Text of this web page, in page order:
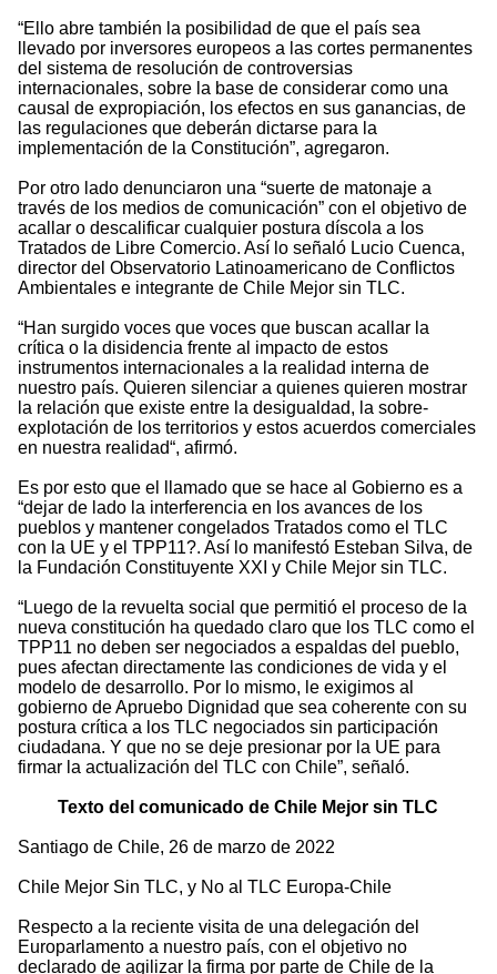
“Ello abre también la posibilidad de que el país sea
llevado por inversores europeos a las cortes permanentes
del sistema de resolución de controversias
internacionales, sobre la base de considerar como una
causal de expropiación, los efectos en sus ganancias, de
las regulaciones que deberán dictarse para la
implementación de la Constitución”, agregaron.
Por otro lado denunciaron una “suerte de matonaje a
través de los medios de comunicación” con el objetivo de
acallar o descalificar cualquier postura díscola a los
Tratados de Libre Comercio. Así lo señaló Lucio Cuenca,
director del Observatorio Latinoamericano de Conflictos
Ambientales e integrante de Chile Mejor sin TLC.
“Han surgido voces que voces que buscan acallar la
crítica o la disidencia frente al impacto de estos
instrumentos internacionales a la realidad interna de
nuestro país. Quieren silenciar a quienes quieren mostrar
la relación que existe entre la desigualdad, la sobre-
explotación de los territorios y estos acuerdos comerciales
en nuestra realidad“, afirmó.
Es por esto que el llamado que se hace al Gobierno es a
“dejar de lado la interferencia en los avances de los
pueblos y mantener congelados Tratados como el TLC
con la UE y el TPP11?. Así lo manifestó Esteban Silva, de
la Fundación Constituyente XXI y Chile Mejor sin TLC.
“Luego de la revuelta social que permitió el proceso de la
nueva constitución ha quedado claro que los TLC como el
TPP11 no deben ser negociados a espaldas del pueblo,
pues afectan directamente las condiciones de vida y el
modelo de desarrollo. Por lo mismo, le exigimos al
gobierno de Apruebo Dignidad que sea coherente con su
postura crítica a los TLC negociados sin participación
ciudadana. Y que no se deje presionar por la UE para
firmar la actualización del TLC con Chile”, señaló.
Texto del comunicado de Chile Mejor sin TLC
Santiago de Chile, 26 de marzo de 2022
Chile Mejor Sin TLC, y No al TLC Europa-Chile
Respecto a la reciente visita de una delegación del
Europarlamento a nuestro país, con el objetivo no
declarado de agilizar la firma por parte de Chile de la